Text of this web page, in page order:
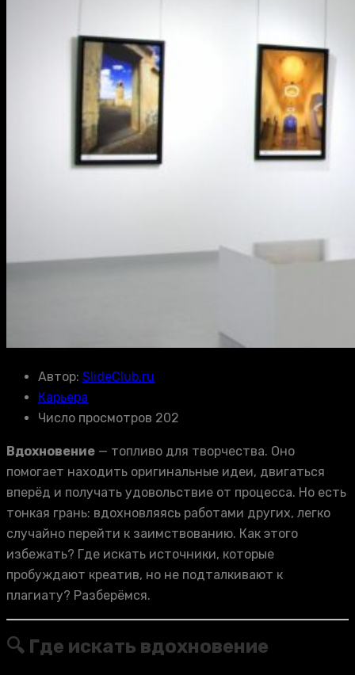
Автор: SlideClub.ru
Карьера
Число просмотров 202
Вдохновение — топливо для творчества. Оно
помогает находить оригинальные идеи, двигаться
вперёд и получать удовольствие от процесса. Но есть
тонкая грань: вдохновляясь работами других, легко
случайно перейти к заимствованию. Как этого
избежать? Где искать источники, которые
пробуждают креатив, но не подталкивают к
плагиату? Разберёмся.
🔍 Где искать вдохновение